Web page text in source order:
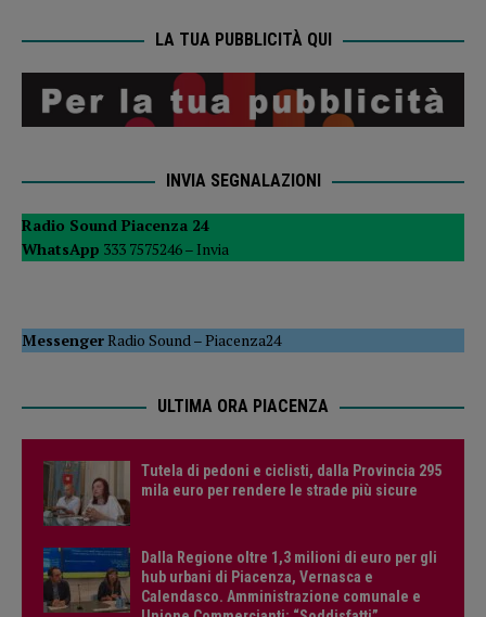
LA TUA PUBBLICITÀ QUI
INVIA SEGNALAZIONI
Radio Sound Piacenza 24
WhatsApp 333 7575246 – Invia
MessengerRadio Sound–Piacenza24
ULTIMA ORA PIACENZA
Tutela di pedoni e ciclisti, dalla Provincia 295
mila euro per rendere le strade più sicure
Dalla Regione oltre 1,3 milioni di euro per gli
hub urbani di Piacenza, Vernasca e
Calendasco. Amministrazione comunale e